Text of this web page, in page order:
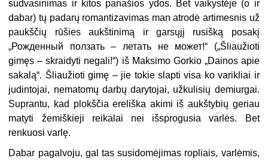
sudvasinimas ir kitos panašios ydos. Bet vaikystėje (o ir
dabar) tų padarų romantizavimas man atrodė artimesnis už
paukščių rūšies aukštinimą ir garsųjį rusišką posakį
„Рожденный ползать – летать не может!“ („Šliaužioti
gimęs – skraidyti negali!“) iš Maksimo Gorkio „Dainos apie
sakalą“. Šliaužioti gimę – jie tokie slapti visa ko varikliai ir
judintojai, nematomų darbų darytojai, užkulisių demiurgai.
Suprantu, kad plokščia ereliška akimi iš aukštybių geriau
matyti žemiškieji reikalai nei išsprogusia varlės. Bet
renkuosi varlę.
Dabar pagalvoju, gal tas susidomėjimas ropliais, varlėmis,